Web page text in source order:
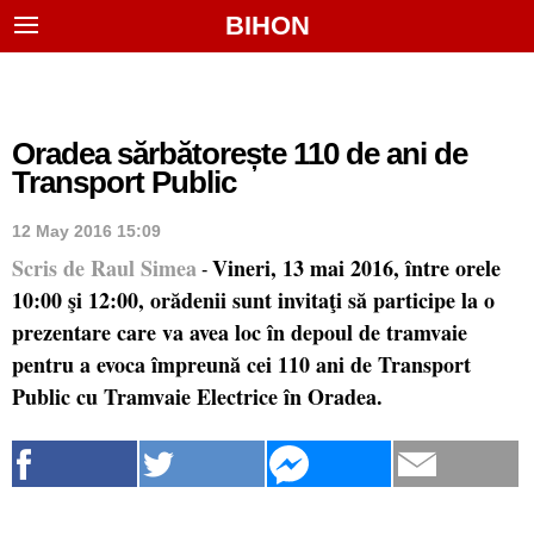
BIHON
Oradea sărbătorește 110 de ani de
Transport Public
12 May 2016 15:09
Scris de Raul Simea - Vineri, 13 mai 2016, între orele
10:00 şi 12:00, orădenii sunt invitaţi să participe la o
prezentare care va avea loc în depoul de tramvaie
pentru a evoca împreună cei 110 ani de Transport
Public cu Tramvaie Electrice în Oradea.